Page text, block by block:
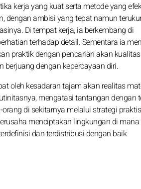
kerja yang kuat serta metode yang
dengan ambisi yang tepat namun
Di tempat kerja, ia berkembang di
terhadap detail. Sementara ia
praktik dengan pencarian akan
berjuang dengan kepercayaan diri.
oleh kesadaran tajam akan realitas
mengatasi tantangan dengan
di sekitarnya melalui strategi
menciptakan lingkungan di
dan terdistribusi dengan baik.